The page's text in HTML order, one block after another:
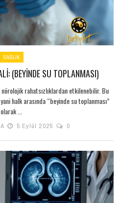
SAĞLIK
(BEYINDE SU TOPLANMASI)
rahatsızlıklardan etkilenebilir. Bu
halk arasında “beyinde su toplanması”
olarak ...
5 Eylül 2025 0